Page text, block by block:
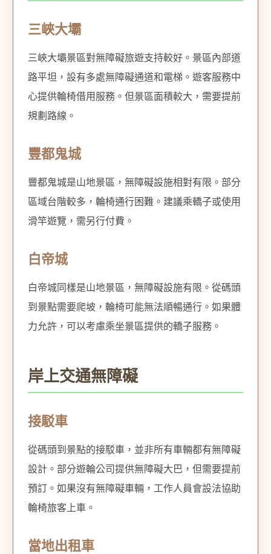
三峽大壩
三峽大壩景區對無障礙旅遊支持較好。景區內部道
路平坦，設有多處無障礙通道和電梯。遊客服務中
心提供輪椅借用服務。但景區面積較大，需要提前
規劃路線。
豐都鬼城
豐都鬼城是山地景區，無障礙設施相對有限。部分
區域台階較多，輪椅通行困難。建議乘轎子或使用
滑竿遊覽，需另行付費。
白帝城
白帝城同樣是山地景區，無障礙設施有限。從碼頭
到景點需要爬坡，輪椅可能無法順暢通行。如果體
力允許，可以考慮乘坐景區提供的轎子服務。
岸上交通無障礙
接駁車
從碼頭到景點的接駁車，並非所有車輛都有無障礙
設計。部分遊輪公司提供無障礙大巴，但需要提前
預訂。如果沒有無障礙車輛，工作人員會設法協助
輪椅旅客上車。
當地出租車